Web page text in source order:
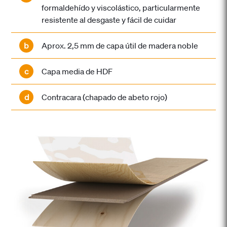
formaldehído y viscolástico, particularmente
resistente al desgaste y fácil de cuidar
b Aprox. 2,5 mm de capa útil de madera noble
c Capa media de HDF
d Contracara (chapado de abeto rojo)